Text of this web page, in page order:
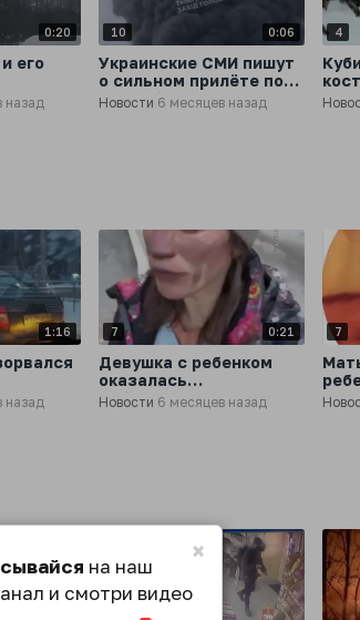
0:20
его
назад
10 0:06
Украинские СМИ пишут
о сильном прилёте по
нефтебазе в селе
Смольное Львовской
Новости 6 месяцев назад
4
1:16
назад
7 0:21
Девушка с ребенком
оказалась
заблокирована в
задымленном лифте
Новости 6 месяцев назад
7
×
на наш
и смотри видео